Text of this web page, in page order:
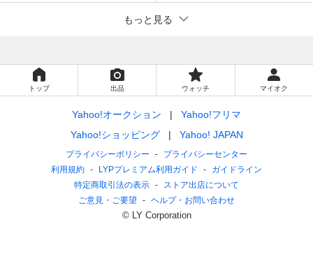
もっと見る
トップ 出品 ウォッチ マイオク
Yahoo!オークション
Yahoo!フリマ
Yahoo!ショッピング
Yahoo! JAPAN
プライバシーポリシー
プライバシーセンター
利用規約
LYPプレミアム利用ガイド
ガイドライン
特定商取引法の表示
ストア出店について
ご意見・ご要望
ヘルプ・お問い合わせ
© LY Corporation